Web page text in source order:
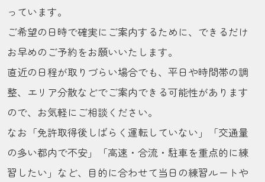
っています。
ご希望の日時で確実にご案内するために、できるだけ
お早めのご予約をお願いいたします。
直近の日程が取りづらい場合でも、平日や時間帯の調
整、エリア分散などでご案内できる可能性があります
ので、お気軽にご相談ください。
なお「免許取得後しばらく運転していない」「交通量
の多い都内で不安」「高速・合流・駐車を重点的に練
習したい」など、目的に合わせて当日の練習ルートや